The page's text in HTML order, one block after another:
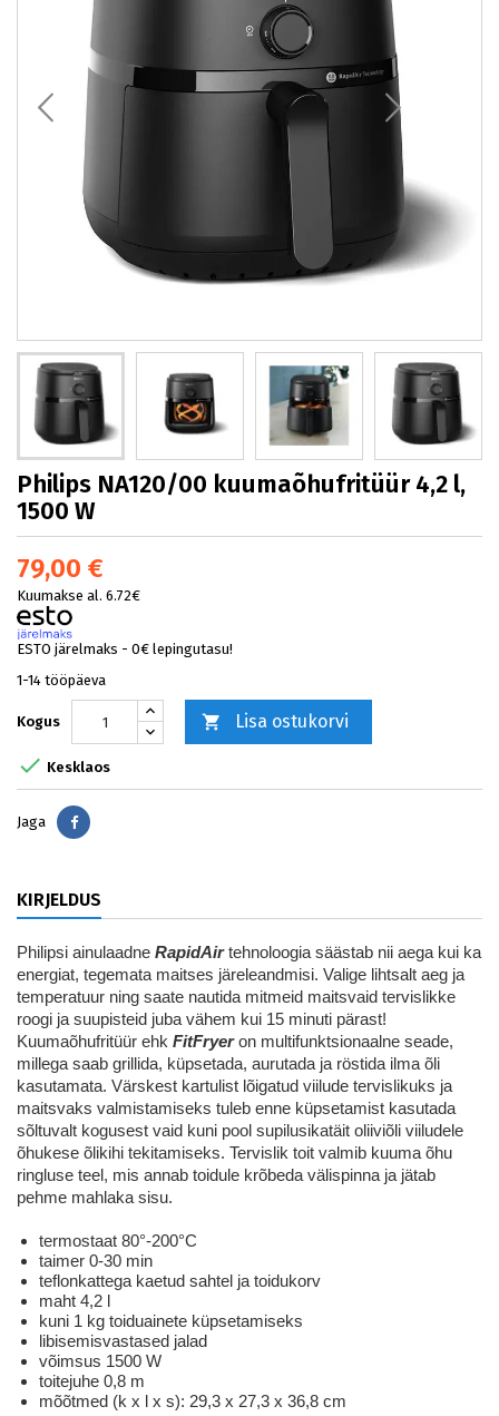
Philips NA120/00 kuumaõhufritüür 4,2 l,
1500 W
79,00 €
Kuumakse al. 6.72€
ESTO järelmaks - 0€ lepingutasu!
1-14 tööpäeva
Kogus  Lisa ostukorvi
 Kesklaos
Jaga Jaga
KIRJELDUS
Philipsi ainulaadne RapidAirtehnoloogia säästab nii aega kui ka
energiat, tegemata maitses järeleandmisi. Valige lihtsalt aeg ja
temperatuur ning saate nautida mitmeid maitsvaid tervislikke
roogi ja suupisteid juba vähem kui 15 minuti pärast!
Kuumaõhufritüür ehk FitFryeron multifunktsionaalne seade,
millega saab grillida, küpsetada, aurutada ja röstida ilma õli
kasutamata. Värskest kartulist lõigatud viilude tervislikuks ja
maitsvaks valmistamiseks tuleb enne küpsetamist kasutada
sõltuvalt kogusest vaid kuni pool supilusikatäit oliiviõli viiludele
õhukese õlikihi tekitamiseks. Tervislik toit valmib kuuma õhu
ringluse teel, mis annab toidule krõbeda välispinna ja jätab
pehme mahlaka sisu.
termostaat 80°-200°C
taimer 0-30 min
teflonkattega kaetud sahtel ja toidukorv
maht 4,2 l
kuni 1 kg toiduainete küpsetamiseks
libisemisvastased jalad
võimsus 1500 W
toitejuhe 0,8 m
mõõtmed (k x l x s): 29,3 x 27,3 x 36,8 cm